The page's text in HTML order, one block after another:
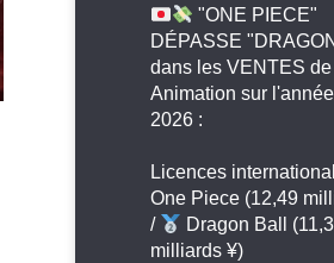
"ONE PIECE"
DÉPASSE
dans les VENTES de
Animation sur
2026 :
Licences
One Piece (12,49
/
Dragon Ball
milliards ¥)